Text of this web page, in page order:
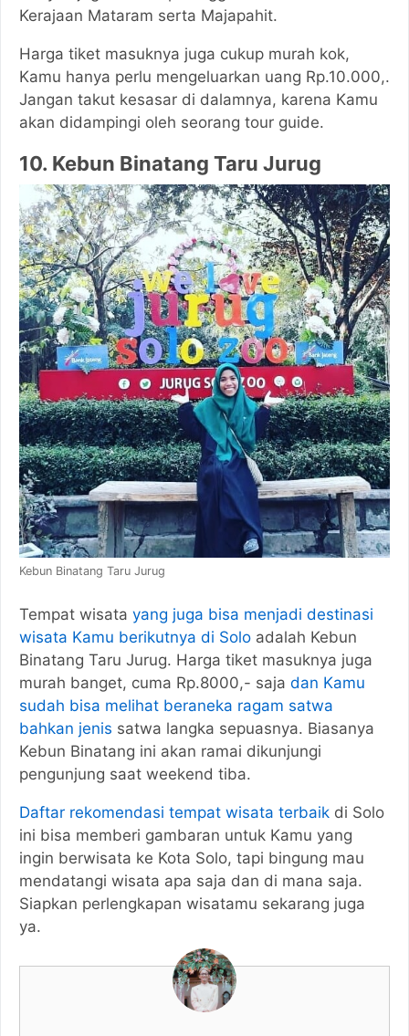
Kerajaan Mataram serta Majapahit.
Harga tiket masuknya juga cukup murah kok,
Kamu hanya perlu mengeluarkan uang Rp.10.000,.
Jangan takut kesasar di dalamnya, karena Kamu
akan didampingi oleh seorang tour guide.
10. Kebun Binatang Taru Jurug
Kebun Binatang Taru Jurug
Tempat wisata yang juga bisa menjadi destinasi
wisata Kamu berikutnya di Solo adalah Kebun
Binatang Taru Jurug. Harga tiket masuknya juga
murah banget, cuma Rp.8000,- saja dan Kamu
sudah bisa melihat beraneka ragam satwa
bahkan jenis satwa langka sepuasnya. Biasanya
Kebun Binatang ini akan ramai dikunjungi
pengunjung saat weekend tiba.
Daftar rekomendasi tempat wisata terbaik di Solo
ini bisa memberi gambaran untuk Kamu yang
ingin berwisata ke Kota Solo, tapi bingung mau
mendatangi wisata apa saja dan di mana saja.
Siapkan perlengkapan wisatamu sekarang juga
ya.